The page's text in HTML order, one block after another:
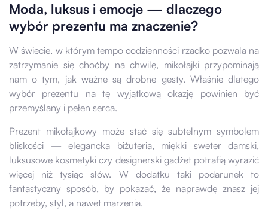
Moda, luksus i emocje — dlaczego
wybór prezentu ma znaczenie?
W świecie, w którym tempo codzienności rzadko pozwala na
zatrzymanie się choćby na chwilę, mikołajki przypominają
nam o tym, jak ważne są drobne gesty. Właśnie dlatego
wybór prezentu na tę wyjątkową okazję powinien być
przemyślany i pełen serca.
Prezent mikołajkowy może stać się subtelnym symbolem
bliskości — elegancka biżuteria, miękki sweter damski,
luksusowe kosmetyki czy designerski gadżet potrafią wyrazić
więcej niż tysiąc słów. W dodatku taki podarunek to
fantastyczny sposób, by pokazać, że naprawdę znasz jej
potrzeby, styl, a nawet marzenia.